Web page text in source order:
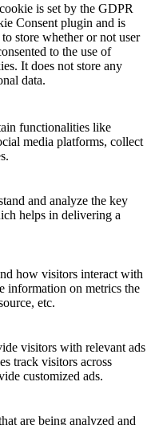
is set by the GDPR
Consent plugin and is
to store whether or not user
to the use of
It does not store any
data.
functionalities like
media platforms, collect
and analyze the key
helps in delivering a
how visitors interact with
information on metrics the
etc.
visitors with relevant ads
track visitors across
customized ads.
are being analyzed and